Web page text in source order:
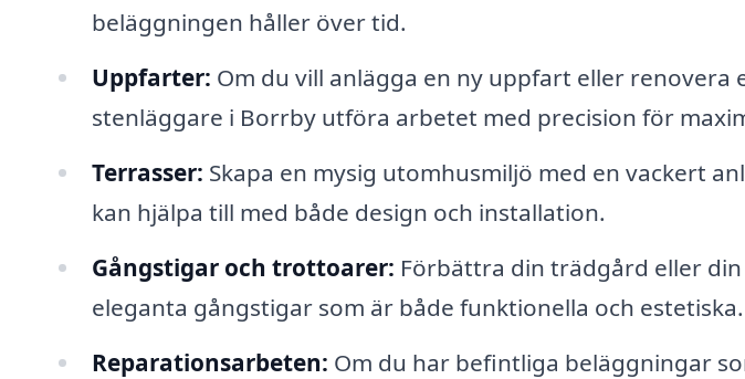
beläggningen håller över tid.
Uppfarter: Om du vill anlägga en ny uppfart eller renovera
stenläggare i Borrby utföra arbetet med precision för
Terrasser: Skapa en mysig utomhusmiljö med en vackert
kan hjälpa till med både design och installation.
Gångstigar och trottoarer: Förbättra din trädgård eller
eleganta gångstigar som är både funktionella och estetiska.
Reparationsarbeten: Om du har befintliga beläggningar